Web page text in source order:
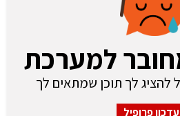
למערכת
להציג לך תוכן שמתאים לך
פרופיל